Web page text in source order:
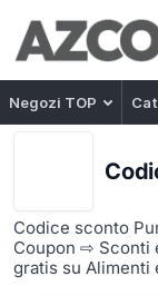
Negozi TOP
Codice sconto
Coupon ⇨ Sconti
gratis su Alimenti